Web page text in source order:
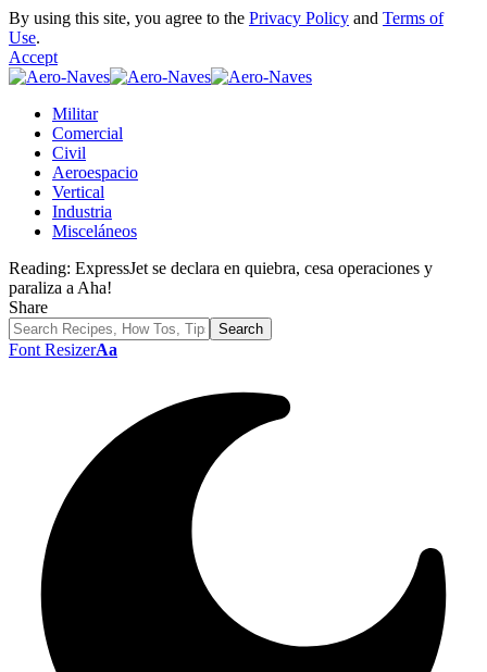
By using this site, you agree to the Privacy Policy and Terms of
Use.
Accept
Militar
Comercial
Civil
Aeroespacio
Vertical
Industria
Misceláneos
Reading: ExpressJet se declara en quiebra, cesa operaciones y
paraliza a Aha!
Share
Font ResizerAa